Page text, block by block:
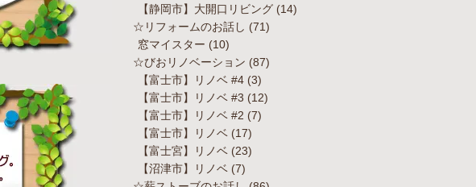
【静岡市】大開口リビング (14)
☆リフォームのお話し (71)
窓マイスター (10)
☆びおリノベーション (87)
【富士市】リノベ #4 (3)
【富士市】リノベ #3 (12)
【富士市】リノベ #2 (7)
【富士市】リノベ (17)
【富士宮】リノベ (23)
【沼津市】リノベ (7)